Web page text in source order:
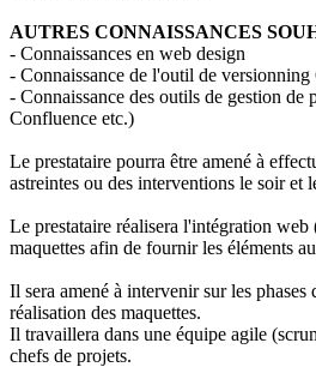
AUTRES CONNAISSANCES
- Connaissances en web design
- Connaissance de l'outil de
- Connaissance des outils de gestion
Confluence etc.)
Le prestataire pourra être amené à
astreintes ou des interventions le soir et
Le prestataire réalisera l'intégration
maquettes afin de fournir les éléments
Il sera amené à intervenir sur les phases
réalisation des maquettes.
Il travaillera dans une équipe agile
chefs de projets.